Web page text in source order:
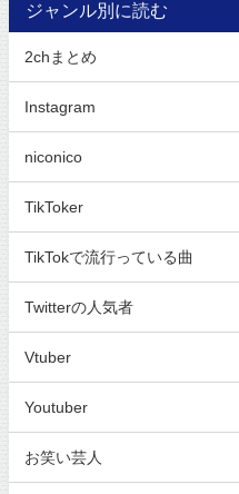
ジャンル別に読む
2chまとめ
Instagram
niconico
TikToker
TikTokで流行っている曲
Twitterの人気者
Vtuber
Youtuber
お笑い芸人